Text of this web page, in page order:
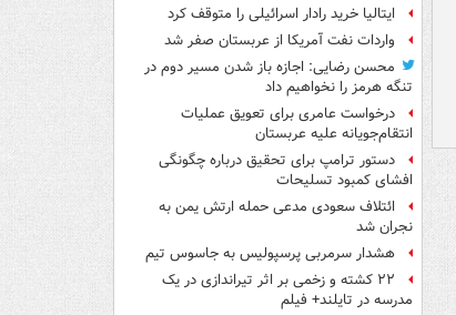
ایتالیا خرید رادار اسرائیلی را متوقف کرد
واردات نفت آمریکا از عربستان صفر شد
محسن رضایی: اجازه باز شدن مسیر دوم در
تنگه هرمز را نخواهیم داد
درخواست عامری برای تعویق عملیات
انتقام‌جویانه علیه عربستان
دستور ترامپ برای تحقیق درباره چگونگی
افشای کمبود تسلیحات
ائتلاف سعودی مدعی حمله ارتش یمن به
نجران شد
هشدار سرمربی پرسپولیس به جاسوس تیم
۲۲ کشته و زخمی بر اثر تیراندازی در یک
مدرسه در تایلند+ فیلم